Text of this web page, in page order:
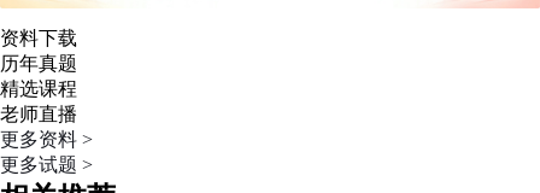
资料下载
历年真题
精选课程
老师直播
更多资料 >
更多试题 >